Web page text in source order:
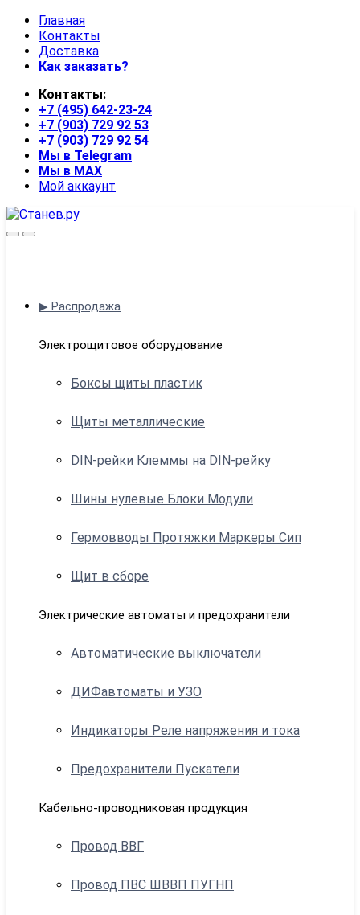
Skip
navigation
Skip
content
Главная
Контакты
Доставка
Как заказать?
Контакты:
+7 (495) 642-23-24
+7 (903) 729 92 53
+7 (903) 729 92 54
Мы в Telegram
Мы в MAX
Мой аккаунт
OpenClose
▶ Распродажа
Электрощитовое оборудование
Боксы щиты пластик
Щиты металлические
DIN-рейки Клеммы на DIN-рейку
Шины нулевые Блоки Модули
Гермовводы Протяжки Маркеры Сип
Щит в сборе
Электрические автоматы и предохранители
Автоматические выключатели
ДИФавтоматы и УЗО
Индикаторы Реле напряжения и тока
Предохранители Пускатели
Кабельно-проводниковая продукция
Провод ВВГ
Провод ПВС ШВВП ПУГНП